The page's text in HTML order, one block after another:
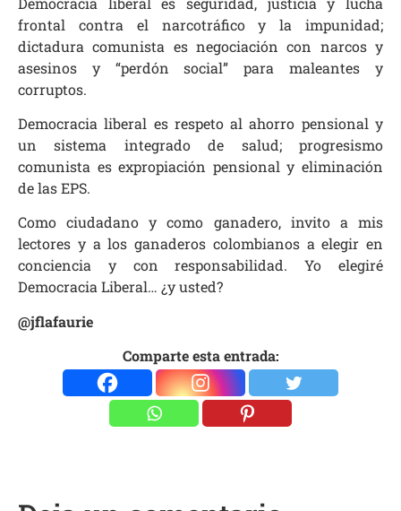
frontal contra el narcotráfico y la impunidad;
dictadura comunista es negociación con narcos y
asesinos y “perdón social” para maleantes y
corruptos.
Democracia liberal es respeto al ahorro pensional y
un sistema integrado de salud; progresismo
comunista es expropiación pensional y eliminación
de las EPS.
Como ciudadano y como ganadero, invito a mis
lectores y a los ganaderos colombianos a elegir en
conciencia y con responsabilidad. Yo elegiré
Democracia Liberal… ¿y usted?
@jflafaurie
Comparte esta entrada: